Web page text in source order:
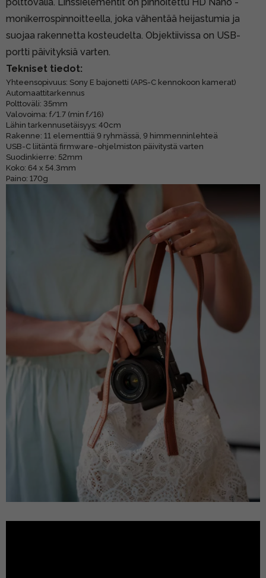
monikerrospinnoitteella, joka vähentää heijastumia ja
suojaa rakennetta kosteudelta. Objektiivissa on USB-
portti päivityksiä varten.
Tekniset tiedot:
Yhteensopivuus: Sony E bajonetti (APS-C kennokoon kamerat)
Automaattitarkennus
Polttoväli: 35mm
Valovoima: f/1.7 (min f/16)
Lähin tarkennusetäisyys: 40cm
Rakenne: 11 elementtiä 9 ryhmässä, 9 himmenninlehteä
USB-C liitäntä firmware-ohjelmiston päivitystä varten
Suodinkierre: 52mm
Koko: 64 x 54.3mm
Paino: 170g